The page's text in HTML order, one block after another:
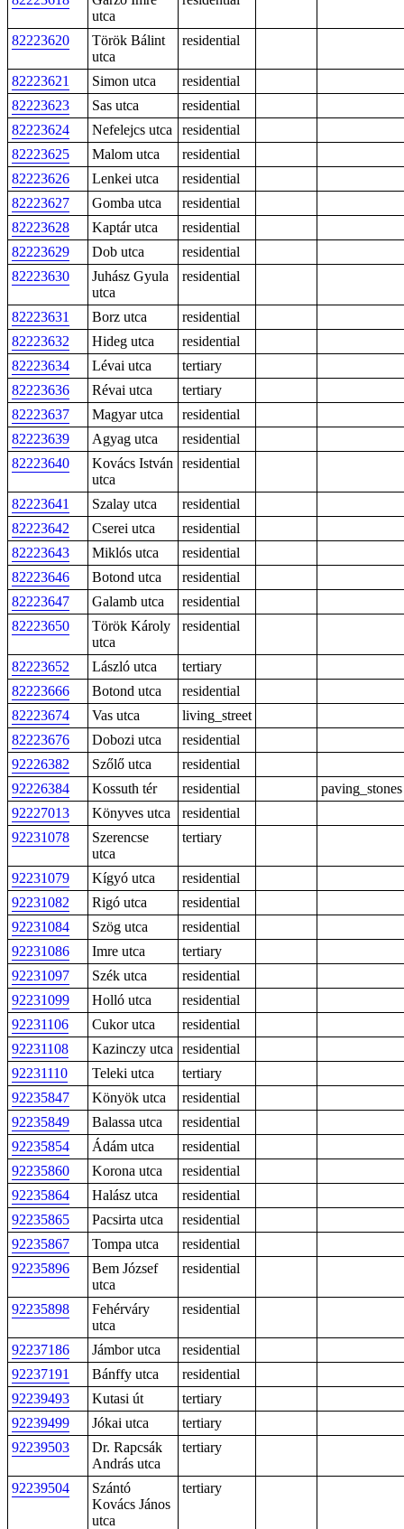
utca
82223620
Török Bálint
utca
residential
82223621 Simon utca
residential
82223623
Sas utca
residential
82223624
Nefelejcs utca
residential
82223625
Malom utca
residential
82223626
Lenkei utca
residential
82223627
Gomba utca
residential
82223628
Kaptár utca
residential
82223629
Dob utca
residential
82223630
Juhász Gyula
utca
residential
82223631 Borz utca
residential
82223632
Hideg utca
residential
82223634
Lévai utca
tertiary
82223636
Révai utca
tertiary
82223637
Magyar utca
residential
82223639
Agyag utca
residential
82223640
Kovács István
utca
residential
82223641 Szalay utca
residential
82223642
Cserei utca
residential
82223643
Miklós utca
residential
82223646
Botond utca
residential
82223647
Galamb utca
residential
82223650
Török Károly
utca
residential
82223652 László utca
tertiary
82223666
Botond utca
residential
82223674
Vas utca
living_street
82223676
Dobozi utca
residential
92226382
Szőlő utca
residential
92226384
Kossuth tér residential
paving_stones
92227013
Könyves utca
residential
92231078
Szerencse
utca
tertiary
92231079 Kígyó utca
residential
92231082
Rigó utca
residential
92231084
Szög utca
residential
92231086
Imre utca
tertiary
92231097
Szék utca
residential
92231099
Holló utca
residential
92231106
Cukor utca
residential
92231108
Kazinczy utca
residential
92231110
Teleki utca
tertiary
92235847
Könyök utca
residential
92235849
Balassa utca
residential
92235854
Ádám utca
residential
92235860
Korona utca
residential
92235864
Halász utca
residential
92235865
Pacsirta utca
residential
92235867
Tompa utca
residential
92235896
Bem József
utca
residential
92235898
Fehérváry
utca
residential
92237186 Jámbor utca
residential
92237191
Bánffy utca
residential
92239493
Kutasi út
tertiary
92239499
Jókai utca
tertiary
92239503
Dr. Rapcsák
András utca
tertiary
92239504
Szántó
Kovács János
utca
tertiary